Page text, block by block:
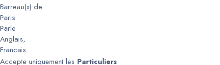
Barreau(x) de
Paris
Parle
Anglais,
Francais
Accepte uniquement les Particuliers